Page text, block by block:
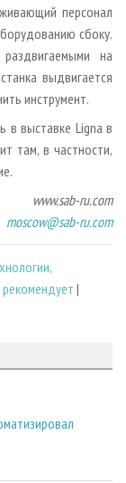
персонал
сбоку.
на
выдвигается
инструмент.
в выставке Ligna в
там, в частности,
www.sab-ru.com
moscow@sab-ru.com
|